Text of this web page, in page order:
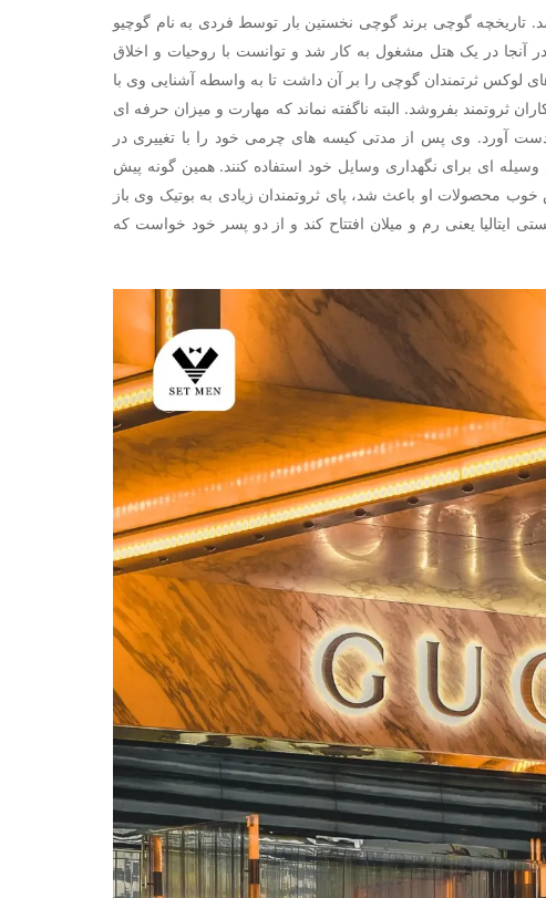
گوچی برند گوچی نخستین بار توسط فردی به نام گوچیو
آنجا در یک هتل مشغول به کار شد و توانست با روحیات و اخلاق
لوکس ثرتمندان گوچی را بر آن داشت تا به واسطه آشنایی وی با
بفروشد‌. البته ناگفته نماند که مهارت و میزان حرفه ای
آورد. وی پس از مدتی کیسه های چرمی خود را با تغییری در
وسیله ای برای نگهداری وسایل خود استفاده کنند. همین گونه پیش
محصولات او باعث شد، پای ثروتمندان زیادی به بوتیک وی باز
یعنی رم و میلان افتتاح کند و از دو پسر خود خواست که